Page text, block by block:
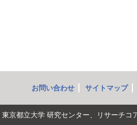
お問い合わせ サイトマップ
東京都立大学 研究センター、リサーチコ